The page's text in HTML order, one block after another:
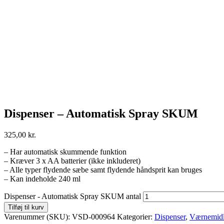
Dispenser – Automatisk Spray SKUM
325,00 kr.
– Har automatisk skummende funktion
– Kræver 3 x AA batterier (ikke inkluderet)
– Alle typer flydende sæbe samt flydende håndsprit kan bruges
– Kan indeholde 240 ml
Dispenser - Automatisk Spray SKUM antal
Tilføj til kurv
Varenummer (SKU): VSD-000964 Kategorier: Dispenser,